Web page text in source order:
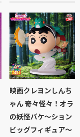
映画クレヨンしんち
ゃん 奇々怪々！オラ
の妖怪バケ～ション
ビッグフィギュア～